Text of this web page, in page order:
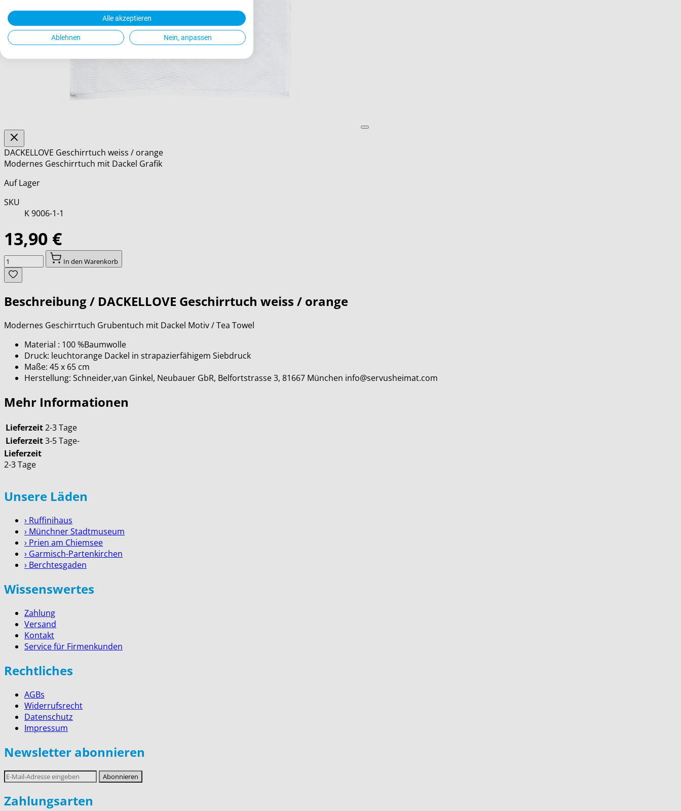
DACKELLOVE Geschirrtuch weiss / orange
Modernes Geschirrtuch mit Dackel Grafik
Auf Lager
SKU
K 9006-1-1
13,90 €
Menge
In den Warenkorb
Beschreibung / DACKELLOVE Geschirrtuch weiss / orange
Modernes Geschirrtuch Grubentuch mit Dackel Motiv / Tea Towel
Material : 100 %Baumwolle
Druck: leuchtorange Dackel in strapazierfähigem Siebdruck
Maße: 45 x 65 cm
Herstellung: Schneider,van Ginkel, Neubauer GbR, Belfortstrasse 3, 81667 München info@servusheimat.com
Mehr Informationen
Lieferzeit2-3 Tage
Lieferzeit3-5 Tage-
Lieferzeit
2-3 Tage
Unsere Läden
› Ruffinihaus
› Münchner Stadtmuseum
› Prien am Chiemsee
› Garmisch-Partenkirchen
› Berchtesgaden
Wissenswertes
Zahlung
Versand
Kontakt
Service für Firmenkunden
Rechtliches
AGBs
Widerrufsrecht
Datenschutz
Impressum
Newsletter abonnieren
E-
Mail-
Adresse
Abonnieren
Zahlungsarten
Alle akzeptieren
Ablehnen Nein, anpassen